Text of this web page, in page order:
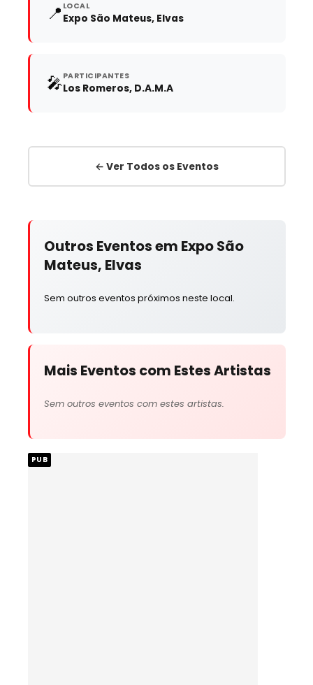
📍 LOCAL
Expo São Mateus, Elvas
🎤PARTICIPANTES
Los Romeros, D.A.M.A
← Ver Todos os Eventos
Outros Eventos em Expo São
Mateus, Elvas
Sem outros eventos próximos neste local.
Mais Eventos com Estes Artistas
Sem outros eventos com estes artistas.
PUB